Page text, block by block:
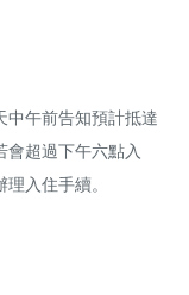
中午前告知預計抵達
超過下午六點入
入住手續。